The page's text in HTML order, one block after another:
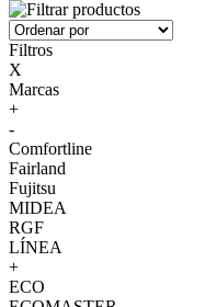
Filtros
X
Marcas
+
-
Comfortline
Fairland
Fujitsu
MIDEA
RGF
LÍNEA
+
ECO